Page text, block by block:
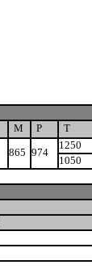
M P T
865 974
1250
1050